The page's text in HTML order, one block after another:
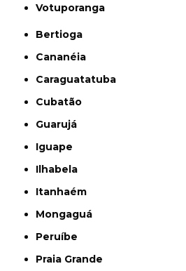
Votuporanga
Bertioga
Cananéia
Caraguatatuba
Cubatão
Guarujá
Iguape
Ilhabela
Itanhaém
Mongaguá
Peruíbe
Praia Grande